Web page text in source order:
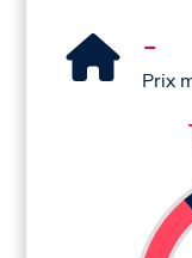
-
Prix